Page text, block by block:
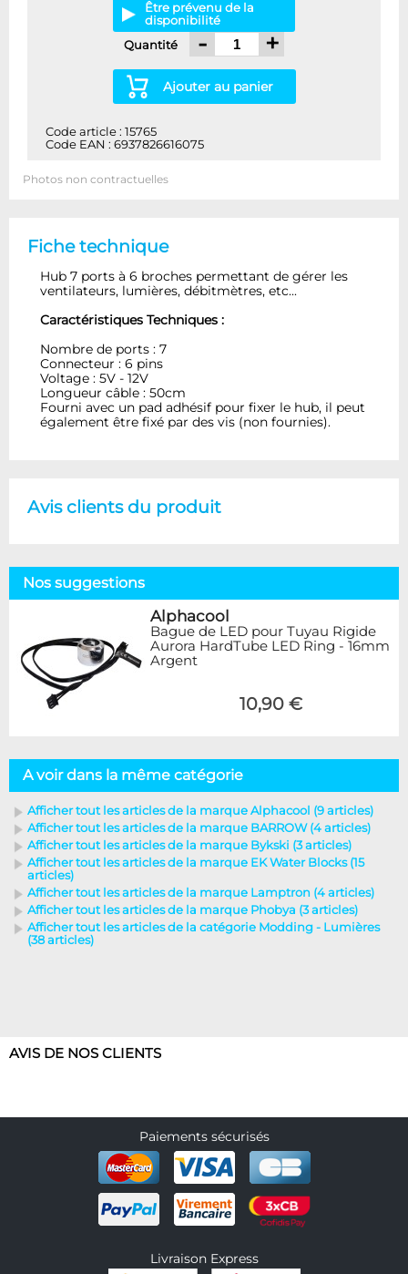
Être prévenu de la
disponibilité
Quantité
- +
Ajouter au panier
Code article : 15765
Code EAN : 6937826616075
Photos non contractuelles
Fiche technique
Hub 7 ports à 6 broches permettant de gérer les
ventilateurs, lumières, débitmètres, etc...
Caractéristiques Techniques :
Nombre de ports : 7
Connecteur : 6 pins
Voltage : 5V - 12V
Longueur câble : 50cm
Fourni avec un pad adhésif pour fixer le hub, il peut
également être fixé par des vis (non fournies).
Avis clients du produit
Nos suggestions
Alphacool
Bague de LED pour Tuyau Rigide
Aurora HardTube LED Ring - 16mm
Argent
10,90 €
A voir dans la même catégorie
Afficher tout les articles de la marque Alphacool (9 articles)
Afficher tout les articles de la marque BARROW (4 articles)
Afficher tout les articles de la marque Bykski (3 articles)
Afficher tout les articles de la marque EK Water Blocks (15
articles)
Afficher tout les articles de la marque Lamptron (4 articles)
Afficher tout les articles de la marque Phobya (3 articles)
Afficher tout les articles de la catégorie Modding - Lumières
(38 articles)
AVIS DE NOS CLIENTS
Paiements sécurisés
Livraison Express